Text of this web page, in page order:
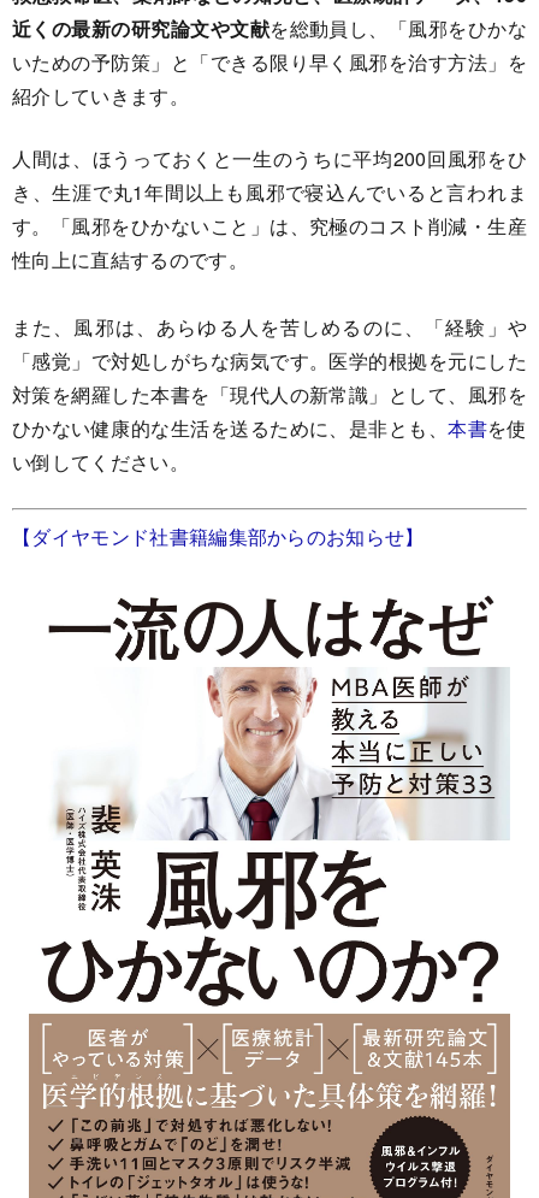
近くの最新の研究論文や文献を総動員し、「風邪をひかな
いための予防策」と「できる限り早く風邪を治す方法」を
紹介していきます。
人間は、ほうっておくと一生のうちに平均200回風邪をひ
き、生涯で丸1年間以上も風邪で寝込んでいると言われま
す。「風邪をひかないこと」は、究極のコスト削減・生産
性向上に直結するのです。
また、風邪は、あらゆる人を苦しめるのに、「経験」や
「感覚」で対処しがちな病気です。医学的根拠を元にした
対策を網羅した本書を「現代人の新常識」として、風邪を
ひかない健康的な生活を送るために、是非とも、本書を使
い倒してください。
【ダイヤモンド社書籍編集部からのお知らせ】